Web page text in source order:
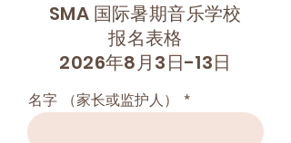
SMA 国际暑期音乐学校
报名表格
2026年8月3日-13日
名字 （家长或监护人）